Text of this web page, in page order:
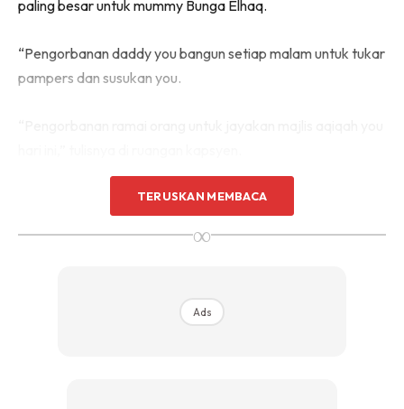
paling besar untuk mummy Bunga Elhaq.
“Pengorbanan daddy you bangun setiap malam untuk tukar
pampers dan susukan you.
Ads
TERUSKAN MEMBACA
∞
Ads